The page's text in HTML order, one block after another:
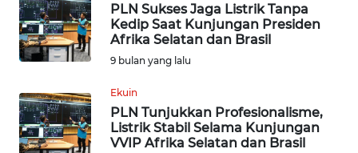
PLN Sukses Jaga Listrik Tanpa
Kedip Saat Kunjungan Presiden
Afrika Selatan dan Brasil
9 bulan yang lalu
Ekuin
PLN Tunjukkan Profesionalisme,
Listrik Stabil Selama Kunjungan
VVIP Afrika Selatan dan Brasil
Informasi
INDEKS
BERITA
KONTAK
KAMI